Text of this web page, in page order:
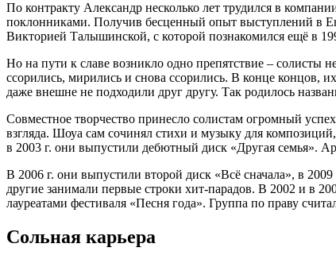
По контракту Александр несколько лет трудился в
поклонниками. Получив бесценный опыт выступлений в
Викторией Талышинской, с которой познакомился ещё в
Но на пути к славе возникло одно препятствие – солисты
ссорились, мирились и снова ссорились. В конце концов,
даже внешне не подходили друг другу. Так родилось
Совместное творчество принесло солистам огромный
взгляда. Шоуа сам сочинял стихи и музыку для
в 2003 г. они выпустили дебютный диск «Другая семья».
В 2006 г. они выпустили второй диск «Всё сначала», в
другие занимали первые строки хит-парадов. В 2002 и в
лауреатами фестиваля «Песня года». Группа по праву
Сольная карьера